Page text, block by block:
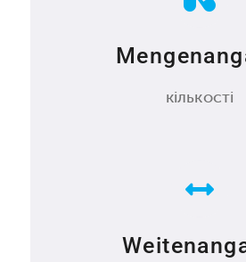
кількості